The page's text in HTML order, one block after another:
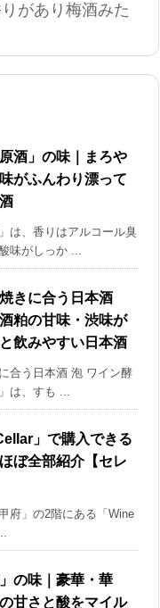
があり梅酒みた
酒」の味｜まろや
がふんわり漂って
は、香りはアルコール臭
味がしっか ...
きに合う日本酒
粕の甘味・渋味が
飲みやすい日本酒
合う日本酒 泡 ワイン酵
は、すも ...
」で購入できる
ぼ全部紹介【セレ
府」の2階にある「Wine
の味｜豪華・華
甘さと酸をマイル